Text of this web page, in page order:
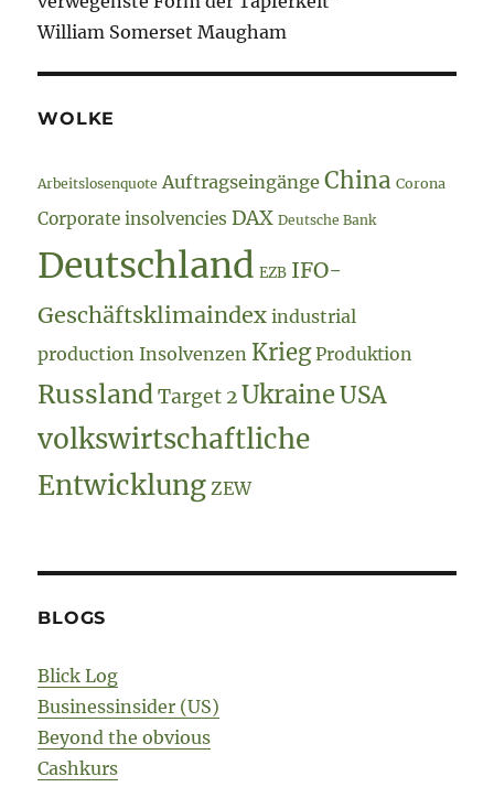
William Somerset Maugham
WOLKE
Arbeitslosenquote Auftragseingänge China Corona
Corporate insolvencies DAX Deutsche Bank
Deutschland EZB IFO-
Geschäftsklimaindex industrial
production Insolvenzen Krieg Produktion
Russland Target 2 Ukraine USA
volkswirtschaftliche
Entwicklung ZEW
BLOGS
Blick Log
Businessinsider (US)
Beyond the obvious
Cashkurs